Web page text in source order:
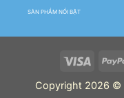
SẢN PHẨM NỔI BẬT
Copyright 2026 ©